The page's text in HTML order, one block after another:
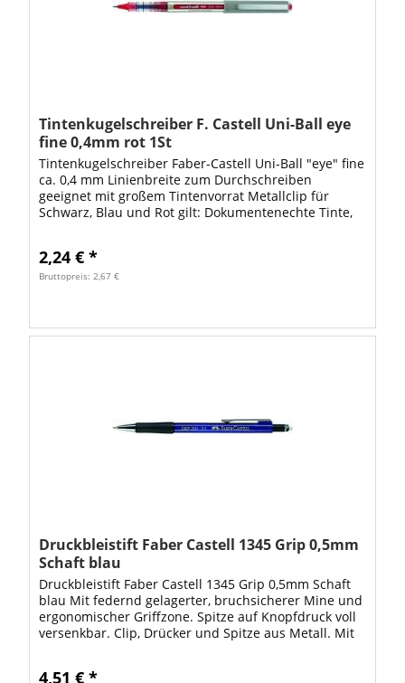
Tintenkugelschreiber F. Castell Uni-Ball eye
fine 0,4mm rot 1St
Tintenkugelschreiber Faber-Castell Uni-Ball "eye" fine
ca. 0,4 mm Linienbreite zum Durchschreiben
geeignet mit großem Tintenvorrat Metallclip für
Schwarz, Blau und Rot gilt: Dokumentenechte Tinte,
2,24 € *
Bruttopreis: 2,67 €
Druckbleistift Faber Castell 1345 Grip 0,5mm
Schaft blau
Druckbleistift Faber Castell 1345 Grip 0,5mm Schaft
blau Mit federnd gelagerter, bruchsicherer Mine und
ergonomischer Griffzone. Spitze auf Knopfdruck voll
versenkbar. Clip, Drücker und Spitze aus Metall. Mit
4,51 € *